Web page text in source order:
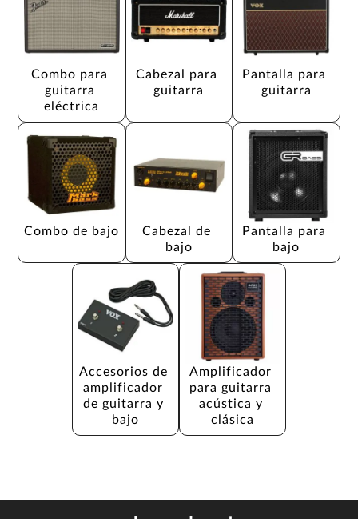
Combo para
guitarra
eléctrica
Cabezal para
guitarra
Pantalla para
guitarra
Combo de bajo
Cabezal de
bajo
Pantalla para
bajo
Accesorios de
amplificador
de guitarra y
bajo
Amplificador
para guitarra
acústica y
clásica